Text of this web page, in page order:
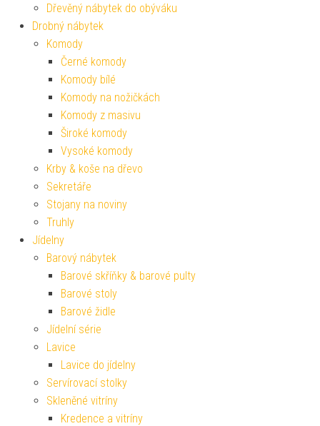
Dřevěný nábytek do obýváku
Drobný nábytek
Komody
Černé komody
Komody bílé
Komody na nožičkách
Komody z masivu
Široké komody
Vysoké komody
Krby & koše na dřevo
Sekretáře
Stojany na noviny
Truhly
Jídelny
Barový nábytek
Barové skříňky & barové pulty
Barové stoly
Barové židle
Jídelní série
Lavice
Lavice do jídelny
Servírovací stolky
Skleněné vitríny
Kredence a vitríny